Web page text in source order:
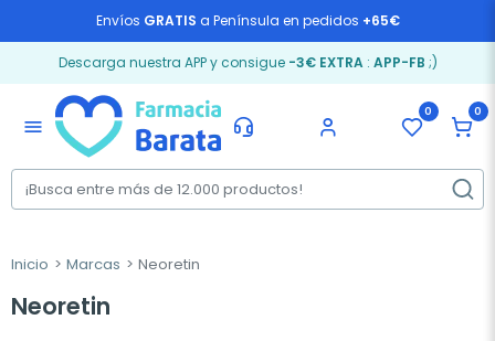
Envíos GRATIS a Península en pedidos +65€
Descarga nuestra APP y consigue -3€ EXTRA: APP-FB ;)
menu
0 0
Inicio Marcas Neoretin
Neoretin